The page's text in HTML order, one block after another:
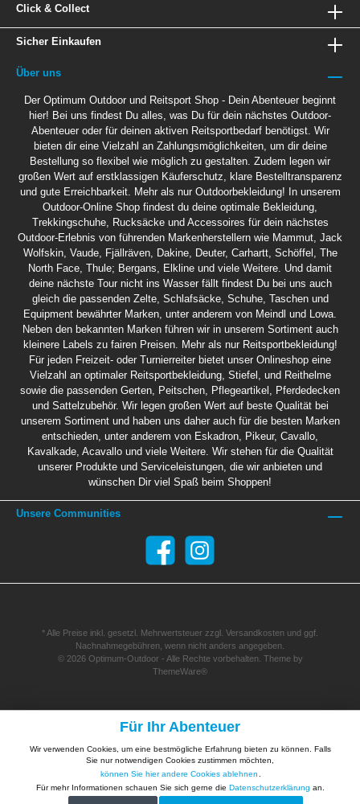
Click & Collect
Sicher Einkaufen
Über uns
Der Optimum Outdoor und Reitsport Shop - Dein Abenteuer beginnt
hier! Bei uns findest Du alles, was Du für dein nächstes Outdoor-
Abenteuer oder für deinen aktiven Reitsportbedarf benötigst. Wir
bieten dir eine Vielzahl an Zahlungsmöglichkeiten, um dir deine
Bestellung so flexibel wie möglich zu gestalten. Zudem legen wir
großen Wert auf erstklassigen Käuferschutz, klare Bestelltransparenz
und gute Erreichbarkeit. Mehr als nur Outdoorbekleidung! In unserem
Outdoor-Online Shop findest du deine optimale Bekleidung,
Trekkingschuhe, Rucksäcke und Accessoires für dein nächstes
Outdoor-Erlebnis von führenden Markenherstellern wie Mammut, Jack
Wolfskin, Vaude, Fjällräven, Dakine, Deuter, Carhartt, Schöffel, The
North Face, Thule; Bergans, Elkline und viele Weitere. Und damit
deine nächste Tour nicht ins Wasser fällt findest Du bei uns auch
gleich die passenden Zelte, Schlafsäcke, Schuhe, Taschen und
Equipment bewährter Marken, unter anderem von Meindl und Lowa.
Neben den bekannten Marken führen wir in unserem Sortiment auch
kleinere Labels zu fairen Preisen. Mehr als nur Reitsportbekleidung!
Für jeden Freizeit- oder Turnierreiter bietet unser Onlineshop eine
Vielzahl an optimaler Reitsportbekleidung, Stiefel, und Reithelme
sowie die passenden Gerten, Peitschen, Pflegeartikel, Pferdedecken
und Sattelzubehör. Wir legen großen Wert auf beste Qualität bei
unserem Sortiment und haben uns daher auch für die besten Marken
entschieden, unter anderem von Eskadron, Pikeur, Cavallo,
Kavalkade, Acavallo und viele Weitere. Wir stehen für die Qualität
unserer Produkte und Serviceleistungen, die wir anbieten und
wünschen Dir viel Spaß beim Shoppen!
Unsere Communities
* Alle Preise inkl. gesetzl. Mehrwertsteuer zzgl. Versandkosten und ggf.
Nachnahmegebühren, wenn nicht anders angegeben.
© 2026 Optimum-Outdoor - Alle Rechte vorbehalten. Theme by
ThemeWare®
Für Ihr Abenteuer
Wir verwenden Cookies, um eine bestmögliche Erfahrung bieten zu können. Falls
Sie nur notwendigen Cookies zustimmen möchten,
können Sie hier andere Cookies ablehnen
Für mehr Informationen schauen Sie sich gerne die Datenschutzerklärung an.